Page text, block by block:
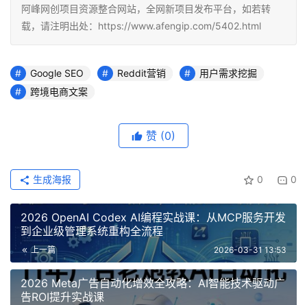
阿峰网创项目资源整合网站，全网新项目发布平台，如若转
载，请注明出处：https://www.afengip.com/5402.html
Google SEO Reddit营销
用户需求挖掘
跨境电商文案
赞 (0)
0 0
生成海报
2026 OpenAI Codex AI编程实战课：从MCP服务开发
到企业级管理系统重构全流程
上一篇 2026-03-31 13:53
2026 Meta广告自动化增效全攻略：AI智能技术驱动广
告ROI提升实战课